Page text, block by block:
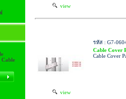
view
view
รหัส : G7-
Cable Cover
Cable Cover